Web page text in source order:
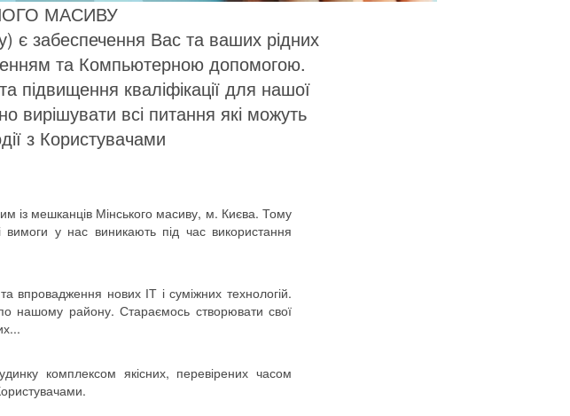
МАСИВУ
є забеспечення Вас та ваших рідних
та Компьютерною допомогою.
підвищення кваліфікації для нашої
всі питання які можуть
з Користувачами
із мешканців Мінського масиву, м. Києва. Тому
у нас виникають під час використання
впровадження нових ІТ і суміжних технологій.
нашому району. Стараємось створювати свої
комплексом якісних, перевірених часом